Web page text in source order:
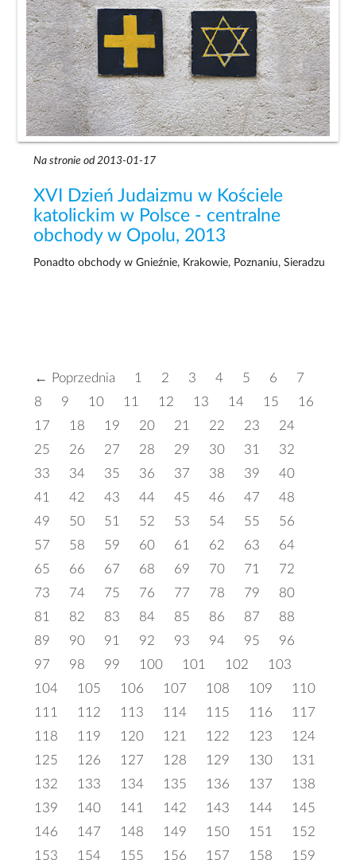
Na stronie od 2013-01-17
XVI Dzień Judaizmu w Kościele
katolickim w Polsce - centralne
obchody w Opolu, 2013
Ponadto obchody w Gnieźnie, Krakowie, Poznaniu, Sieradzu
← Poprzednia 1 2 3 4 5 6
7
8
9 10 11 12 13 14 15
16
17
18 19 20 21 22 23
24
25
26 27 28 29 30 31
32
33
34 35 36 37 38 39
40
41
42 43 44 45 46 47
48
49
50 51 52 53 54 55
56
57
58 59 60 61 62 63
64
65
66 67 68 69 70 71
72
73
74 75 76 77 78 79
80
81
82 83 84 85 86 87
88
89
90 91 92 93 94 95
96
97
98 99 100 101 102
103
104
105 106 107 108 109
110
111
112 113 114 115 116
117
118
119 120 121 122 123
124
125
126 127 128 129 130
131
132
133 134 135 136 137
138
139
140 141 142 143 144
145
146
147 148 149 150 151
152
153
154 155 156 157 158
159